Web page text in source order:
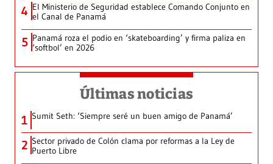
4 El Ministerio de Seguridad establece Comando Conjunto en
el Canal de Panamá
5 Panamá roza el podio en ‘skateboarding’ y firma paliza en
‘softbol’ en 2026
Últimas noticias
1 Sumit Seth: ‘Siempre seré un buen amigo de Panamá’
2 Sector privado de Colón clama por reformas a la Ley de
Puerto Libre